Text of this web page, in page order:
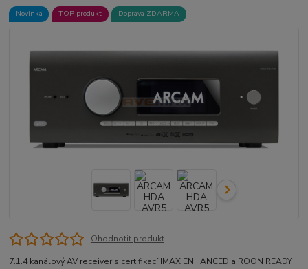
Novinka TOP produkt Doprava ZDARMA
Ohodnotit produkt
7.1.4 kanálový AV receiver s certifikací IMAX ENHANCED a ROON READY